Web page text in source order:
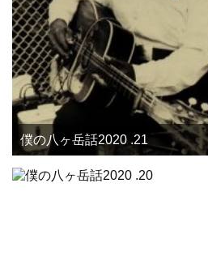
僕の八ヶ岳話2020 .21